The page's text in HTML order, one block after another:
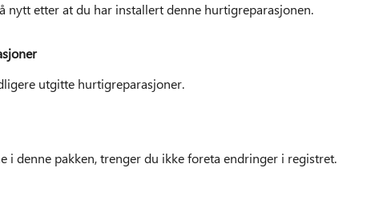
nytt etter at du har installert denne hurtigreparasjonen.
utgitte hurtigreparasjoner.
i denne pakken, trenger du ikke foreta endringer i registret.